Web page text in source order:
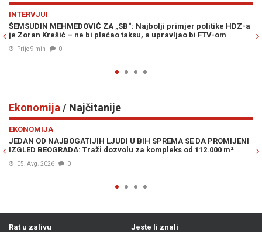
primjer politike HDZ-a
bi FTV-om
INVESTICIJA OD 100 MILIONA MARAKA ĆE
SLIKU OVOG BH. GRADA: Pogledajte kako
Ekonomija / Najčitanije
SE DA PROMIJENI
od 112.000 m²
ŠTA SE IZA BRDA VALJA: Milioner iz Bosne
milione iz banke u trenutku velikih
Rat u zalivu
Jeste li znali